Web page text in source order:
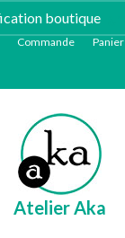
boutique
Commande Panier
Atelier Aka